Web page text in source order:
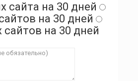
сайта на 30 дней
на 30 дней
на 30 дней